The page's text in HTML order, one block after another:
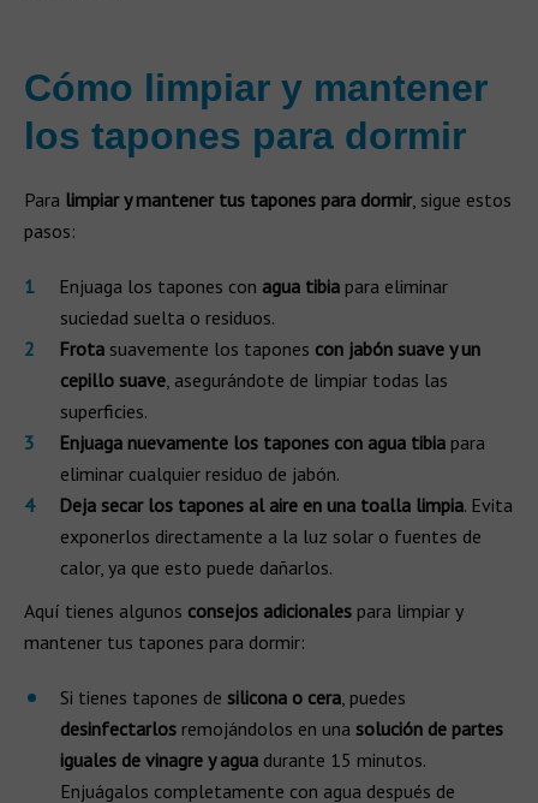
Cómo limpiar y mantener
los tapones para dormir
Para limpiar y mantener tus tapones para dormir, sigue estos
pasos:
Enjuaga los tapones con agua tibia para eliminar
suciedad suelta o residuos.
Frota suavemente los tapones con jabón suave y un
cepillo suave, asegurándote de limpiar todas las
superficies.
Enjuaga nuevamente los tapones con agua tibia para
eliminar cualquier residuo de jabón.
Deja secar los tapones al aire en una toalla limpia. Evita
exponerlos directamente a la luz solar o fuentes de
calor, ya que esto puede dañarlos.
Aquí tienes algunos consejos adicionales para limpiar y
mantener tus tapones para dormir:
Si tienes tapones de silicona o cera, puedes
desinfectarlos remojándolos en una solución de partes
iguales de vinagre y agua durante 15 minutos.
Enjuágalos completamente con agua después de